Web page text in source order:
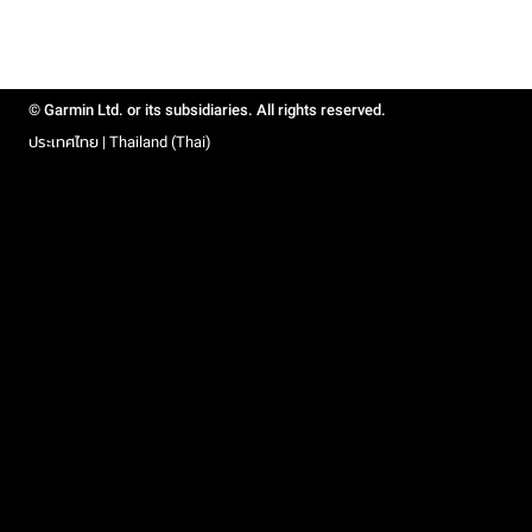
© Garmin Ltd. or its subsidiaries. All rights reserved.
ประเทศไทย | Thailand (Thai)